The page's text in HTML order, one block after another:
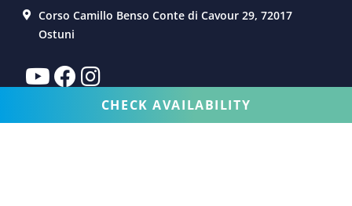
CHECK AVAILABILITY
Corso Camillo Benso Conte di Cavour 29, 72017
Ostuni